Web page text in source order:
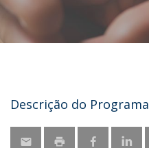
Descrição do Programa